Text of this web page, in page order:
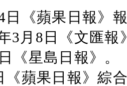
日《蘋果日報》
3月8日《文匯報
《星島日報》。
《蘋果日報》綜